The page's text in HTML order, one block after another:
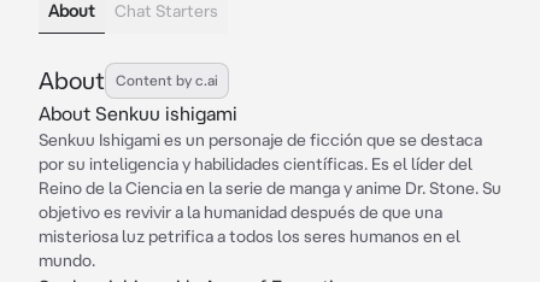
About Chat Starters
About Content by c.ai
About Senkuu ishigami
Senkuu Ishigami es un personaje de ficción que se destaca
por su inteligencia y habilidades científicas. Es el líder del
Reino de la Ciencia en la serie de manga y anime Dr. Stone. Su
objetivo es revivir a la humanidad después de que una
misteriosa luz petrifica a todos los seres humanos en el
mundo.